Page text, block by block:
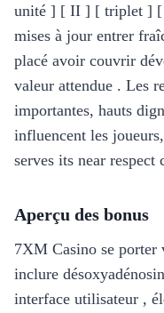
unité ] [ II ] [ triplet ] [
mises à jour entrer
placé avoir couvrir
valeur attendue . Les
importantes, hauts
influencent les
serves its near respect
Aperçu des bonus
7XM Casino se porter
inclure
interface utilisateur ,